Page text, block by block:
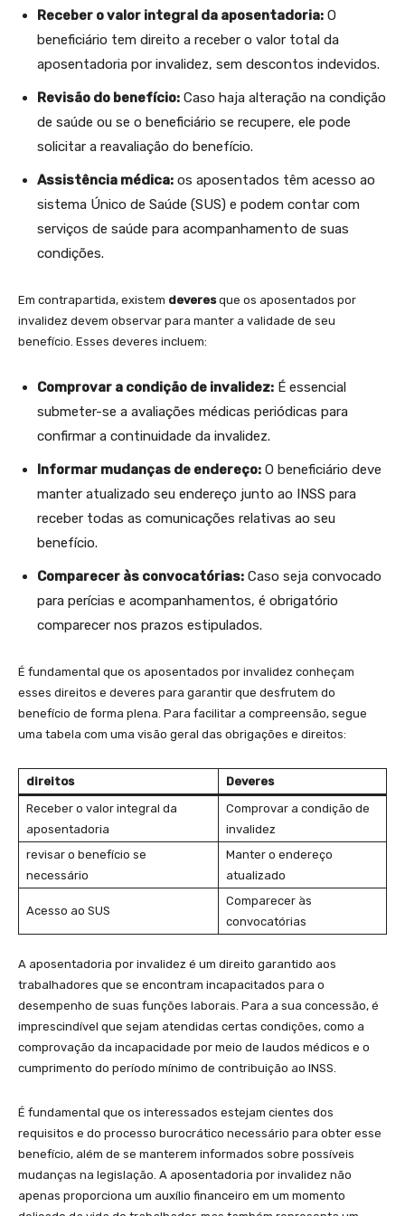
Receber o valor integral da aposentadoria: O
beneficiário tem direito a receber o valor‌ total da⁤
aposentadoria por ‍invalidez, sem descontos indevidos.
Revisão do ‌benefício: Caso haja ‍alteração na condição
de saúde‌ ou se o beneficiário ‌se recupere, ele pode
solicitar a reavaliação do benefício.
Assistência médica: os aposentados têm acesso ao
sistema Único de⁣ Saúde (SUS) e⁤ podem contar com⁤
serviços de saúde para acompanhamento de suas⁤
condições.
Em contrapartida, existem deveresque os ⁢aposentados por
invalidez devem observar para manter a validade de seu
benefício. Esses deveres incluem:
Comprovar a condição de invalidez: ⁢É ​essencial
submeter-se a avaliações médicas periódicas ⁣para
confirmar a‍ continuidade da invalidez.
Informar mudanças de endereço: O ⁣beneficiário deve
manter atualizado seu endereço junto ao INSS para⁢
receber todas as comunicações ‌relativas ao ⁤seu​
benefício.
Comparecer às convocatórias: ⁤Caso seja ‍convocado
para⁤ perícias e acompanhamentos, é obrigatório
comparecer⁢ nos prazos estipulados.
É fundamental ‍que os aposentados por invalidez conheçam
esses direitos⁢ e deveres para garantir que ⁣desfrutem do
benefício de forma plena. Para facilitar a compreensão,​ segue
uma tabela com uma visão geral das obrigações e direitos:
direitos
Deveres
Receber o valor integral da
aposentadoria
Comprovar a condição de
⁢invalidez
revisar o benefício se
necessário
Manter o endereço⁢
atualizado
Acesso ao SUS
Comparecer‌ às
convocatórias
A aposentadoria por invalidez é um direito⁣ garantido aos
trabalhadores que⁣ se encontram‍ incapacitados para o
desempenho de suas funções laborais. Para a sua concessão, é‍
imprescindível que sejam atendidas certas condições, como a
comprovação da incapacidade por meio de laudos médicos e o
cumprimento do período mínimo de contribuição ao INSS.
É fundamental que os interessados estejam cientes dos
⁤requisitos e do processo⁤ burocrático necessário‍ para obter esse
benefício,‍ além de se manterem informados sobre possíveis
mudanças na legislação. A ⁣aposentadoria por invalidez não
⁢apenas proporciona um auxílio financeiro em um momento